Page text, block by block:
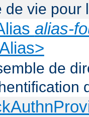
de vie pour
alias-
de